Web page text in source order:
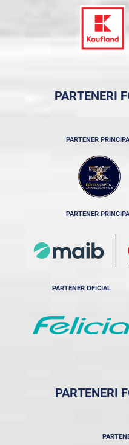
PARTENERI
PARTENER
PARTENER
PARTENER OFICIAL
PARTENERI